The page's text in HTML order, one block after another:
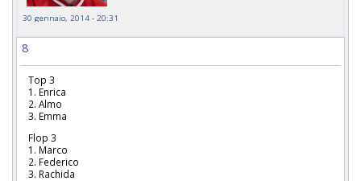
30 gennaio, 2014 - 20:31
8
Top 3
1. Enrica
2. Almo
3. Emma
Flop 3
1. Marco
2. Federico
3. Rachida